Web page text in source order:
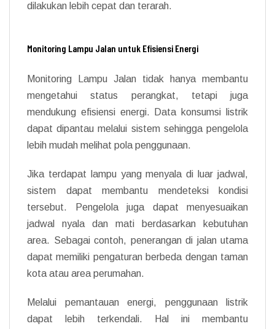
dilakukan lebih cepat dan terarah.
Monitoring Lampu Jalan untuk Efisiensi Energi
Monitoring Lampu Jalan tidak hanya membantu
mengetahui status perangkat, tetapi juga
mendukung efisiensi energi. Data konsumsi listrik
dapat dipantau melalui sistem sehingga pengelola
lebih mudah melihat pola penggunaan.
Jika terdapat lampu yang menyala di luar jadwal,
sistem dapat membantu mendeteksi kondisi
tersebut. Pengelola juga dapat menyesuaikan
jadwal nyala dan mati berdasarkan kebutuhan
area. Sebagai contoh, penerangan di jalan utama
dapat memiliki pengaturan berbeda dengan taman
kota atau area perumahan.
Melalui pemantauan energi, penggunaan listrik
dapat lebih terkendali. Hal ini membantu